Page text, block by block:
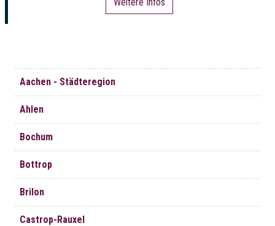
Navigation
überspringen
Aachen - Städteregion
Ahlen
Bochum
Bottrop
Brilon
Castrop-Rauxel